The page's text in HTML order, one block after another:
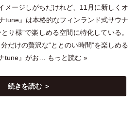
メージしがちだけれど、11月に新しくオ
tune』は本格的なフィンランド式サウナ
り様”で楽しめる空間に特化している。
けの贅沢な“ととのい時間”を楽しめる
tune』がお…
もっと読む »
続きを読む ＞